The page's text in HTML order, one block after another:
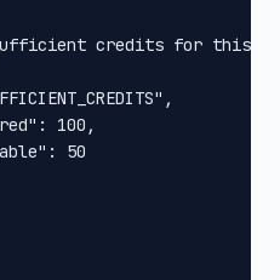
credits for this
100,
50